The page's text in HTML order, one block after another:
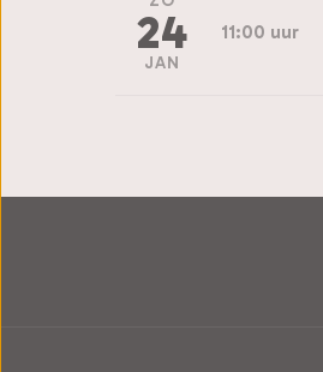
24
JAN
11:00 uur